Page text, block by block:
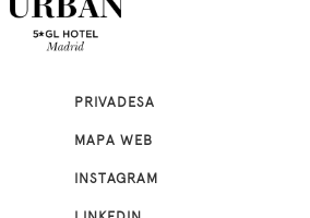
PRIVADESA
MAPA WEB
INSTAGRAM